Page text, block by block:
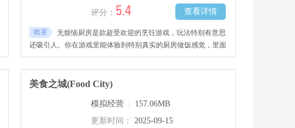
查看详情
评分： 5.4
概要
无烦恼厨房是款超受欢迎的烹饪游戏，玩法特别有意思
还吸引人。你在游戏里能体验到特别真实的厨房做饭感觉，里面
有各种各样的食材和菜谱。做饭时得照着菜谱要求，选不同食材
来烹饪，当然也能用各种厨具和道具，这些东西能帮你更好完成
烹饪任务，切菜、翻炒还是摆盘都像真的在厨房一样，新手也能
美食之城(Food City)
模拟经营
157.06MB
更新时间：
2025-09-15